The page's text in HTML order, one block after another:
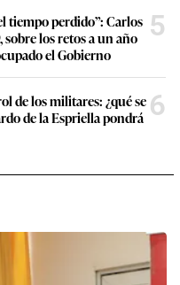
tiempo perdido”: Carlos
sobre los retos a un año
el Gobierno
5
de los militares: ¿qué se
de la Espriella pondrá 6